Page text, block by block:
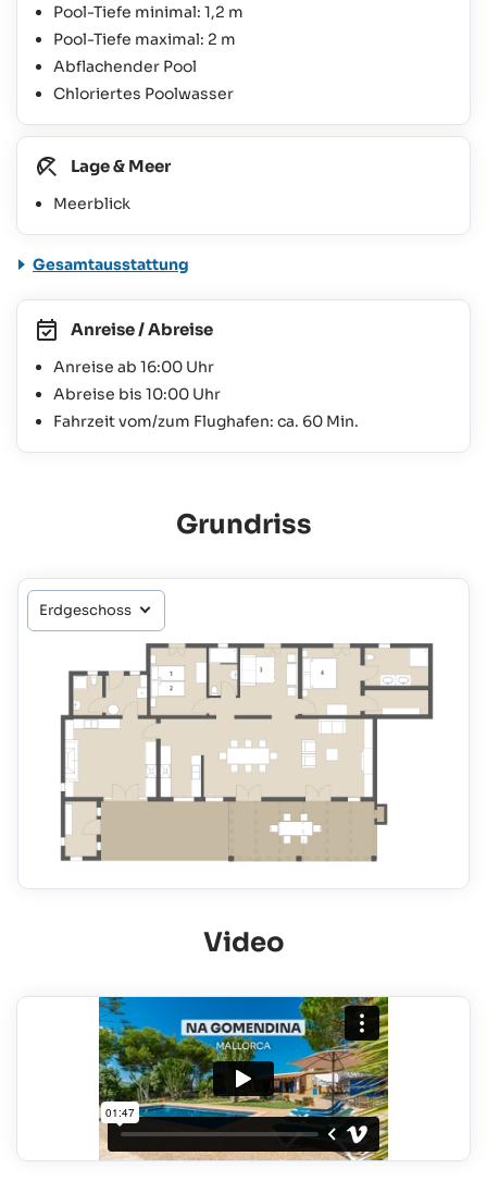
Pool-Tiefe minimal: 1,2 m
Pool-Tiefe maximal: 2 m
Abflachender Pool
Chloriertes Poolwasser
Lage & Meer
Meerblick
Gesamtausstattung
Anreise / Abreise
Anreise ab 16:00 Uhr
Abreise bis 10:00 Uhr
Fahrzeit vom/zum Flughafen: ca. 60 Min.
Grundriss
Video